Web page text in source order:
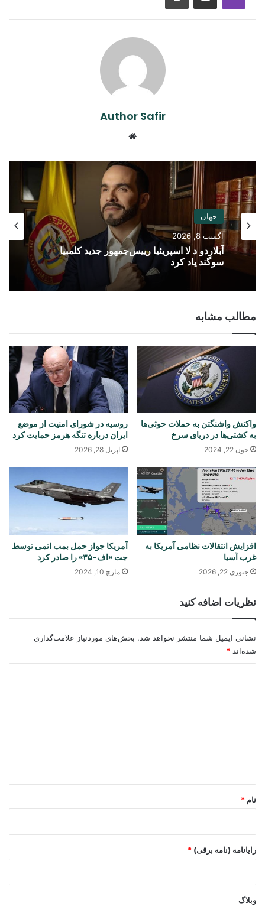
Author Safir
جهان
آگست 8, 2026
آبلاردو د لا اسپریئیا رییس‌جمهور جدید کلمبیا
سوگند یاد کرد
مطالب مشابه
واکنش واشنگتن به حملات حوثی‌ها
به کشتی‌ها در دریای سرخ
جون 22, 2024
روسیه در شورای امنیت از موضع
ایران درباره تنگه هرمز حمایت کرد
اپریل 28, 2026
افزایش انتقالات نظامی آمریکا به
غرب آسیا
جنوری 22, 2026
آمریکا جواز حمل بمب اتمی توسط
جت «اف-۳۵» را صادر کرد
مارچ 10, 2024
نظریات اضافه کنید
نشانی ایمیل شما منتشر نخواهد شد. بخش‌های موردنیاز علامت‌گذاری
شده‌اند *
نام *
رایانامه (نامه برقی) *
وبلاگ